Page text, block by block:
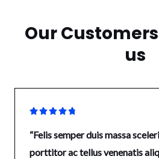
Our
us

“Felis semper duis massa
porttitor ac tellus venenatis